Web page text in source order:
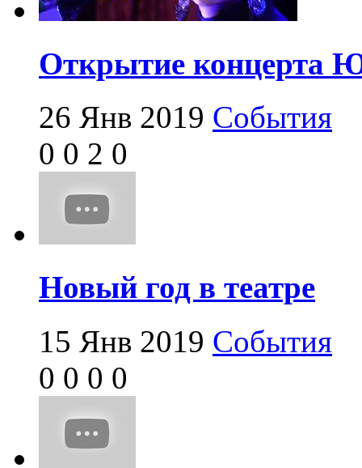
Открытие концерта
26 Янв 2019 События
0 0 2 0
Новый год в театре
15 Янв 2019 События
0 0 0 0